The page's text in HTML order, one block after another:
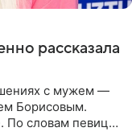
рассказала
с мужем —
Борисовым.
По словам певицы,